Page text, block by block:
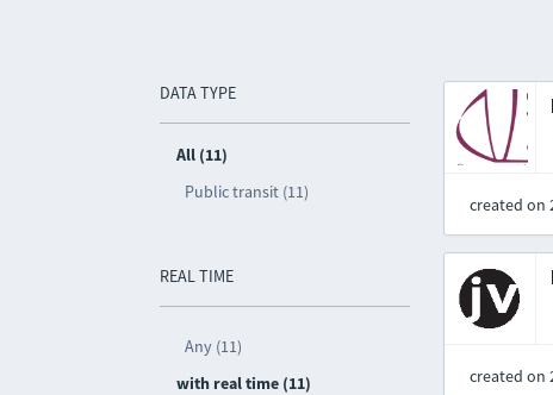
DATA TYPE
All (11)
Public transit (11)
REAL TIME
Any (11)
with real time (11)
created on
created on